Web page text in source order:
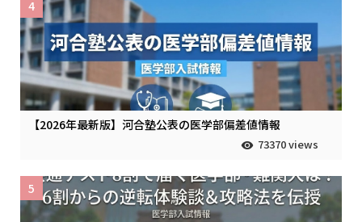
【2026年最新版】河合塾公表の医学部偏差値情報
73370 views
4
5